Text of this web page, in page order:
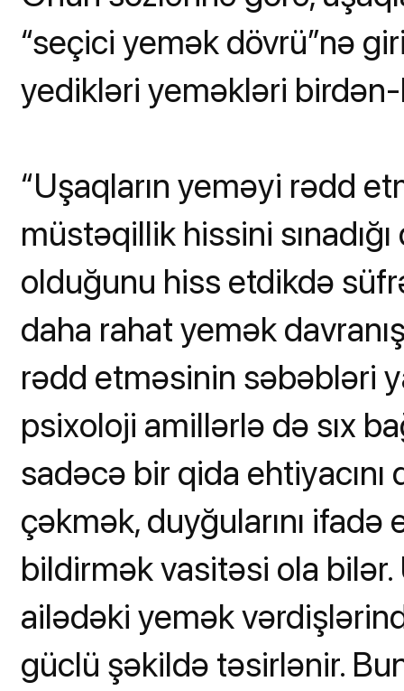
“seçici yemək dövrü”nə
yedikləri yeməkləri
“Uşaqların yeməyi rədd
müstəqillik hissini
olduğunu hiss etdikdə
daha rahat yemək
rədd etməsinin səbəbləri
psixoloji amillərlə də sıx
sadəcə bir qida
çəkmək, duyğularını
bildirmək vasitəsi ola
ailədəki yemək
güclü şəkildə təsirlənir.